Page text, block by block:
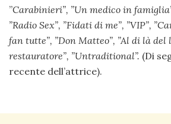
”Carabinieri”, ”Un medico in
”Radio Sex”, ”Fidati di me”, ”VIP”, ”
fan tutte”, ”Don Matteo”, ”Al di là del
restauratore”, ”Untraditional”. (Di
recente dell’attrice).